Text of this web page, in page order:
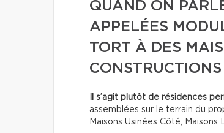
QUAND ON
APPELÉES
TORT À DES
Il s’agit plutôt de résidences
assemblées sur le terrain du
Maisons Usinées Côté,